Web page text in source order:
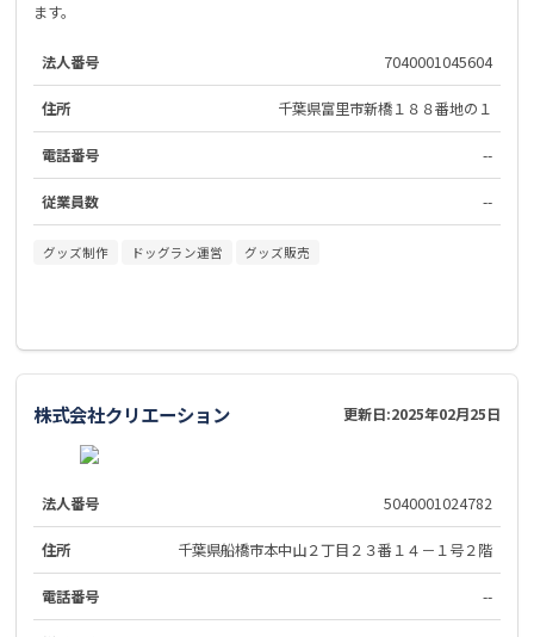
ます。
法人番号 7040001045604
住所 千葉県富里市新橋１８８番地の１
電話番号 --
従業員数 --
グッズ制作 ドッグラン運営 グッズ販売
株式会社クリエーション 更新日:2025年02月25日
法人番号 5040001024782
住所 千葉県船橋市本中山２丁目２３番１４－１号２階
電話番号 --